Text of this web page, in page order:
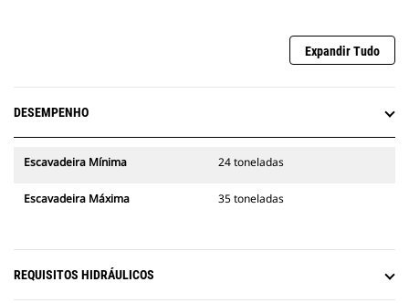
Expandir Tudo
DESEMPENHO
Escavadeira Mínima 24 toneladas
Escavadeira Máxima 35 toneladas
REQUISITOS HIDRÁULICOS